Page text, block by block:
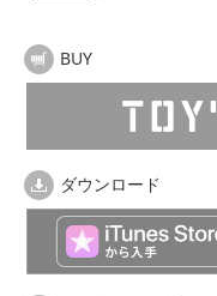
BUY
ダウンロード